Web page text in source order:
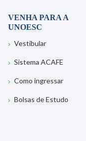
VENHA PARA A
UNOESC
Vestibular
Sistema ACAFE
Como ingressar
Bolsas de Estudo